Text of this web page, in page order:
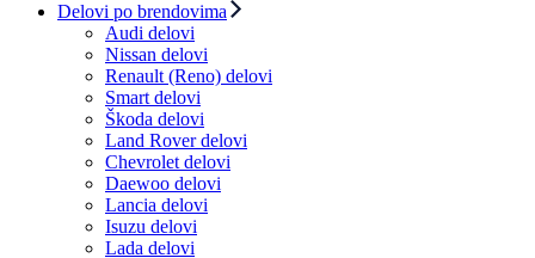
Delovi po brendovima
Audi delovi
Nissan delovi
Renault (Reno) delovi
Smart delovi
Škoda delovi
Land Rover delovi
Chevrolet delovi
Daewoo delovi
Lancia delovi
Isuzu delovi
Lada delovi